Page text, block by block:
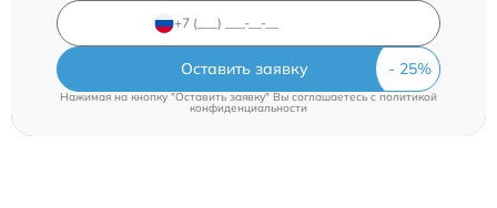
Оставить заявку
Нажимая на кнопку "Оставить заявку" Вы соглашаетесь cполитикой
конфиденциальности